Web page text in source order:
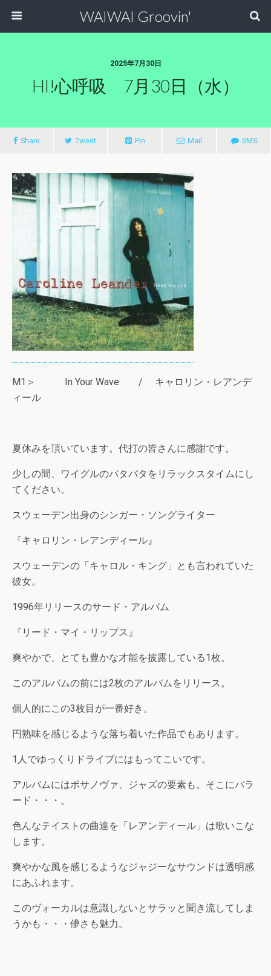
WAIWAI Groovin'
2025年7月30日
HI!心呼吸 7月30日（水）
Share Tweet Pin Mail SMS
M1＞ In Your Wave / キャロリン・レアンデ
ィール
夏休みを頂いています。代打の皆さんに感謝です。
少しの間、ワイグルのバタバタをリラックスタイムにし
てください。
スウェーデン出身のシンガー・ソングライター
『キャロリン・レアンディール』
スウェーデンの「キャロル・キング」とも言われていた
彼女。
1996年リリースのサード・アルバム
『リード・マイ・リップス』
爽やかで、とても豊かな才能を披露している1枚。
このアルバムの前には2枚のアルバムをリリース。
個人的にこの3枚目が一番好き。
円熟味を感じるような落ち着いた作品でもあります。
1人でゆっくりドライブにはもってこいです。
アルバムにはボサノヴァ、ジャズの要素も。そこにバラ
ード・・・。
色んなテイストの曲達を「レアンディール」は歌いこな
します。
爽やかな風を感じるようなジャジーなサウンドは透明感
にあふれます。
このヴォーカルは意識しないとサラッと聞き流してしま
うかも・・・儚さも魅力。